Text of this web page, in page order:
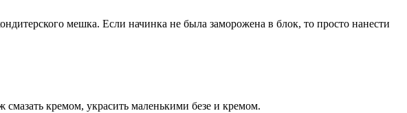
мешка. Если начинка не была заморожена в блок, то просто нанести
кремом, украсить маленькими безе и кремом.